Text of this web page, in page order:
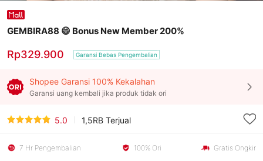
GEMBIRA88 😄 Bonus New Member 200%
Rp329.900 Garansi Bebas Pengembalian
Shopee Garansi 100% Kekalahan
Garansi uang kembali jika produk tidak ori
5.0 1,5RB Terjual
7 Hr Pengembalian 100% Ori Gratis Ongkir